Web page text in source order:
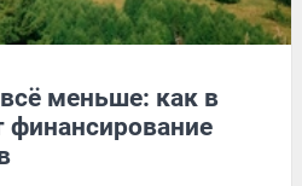
меньше: как в
финансирование